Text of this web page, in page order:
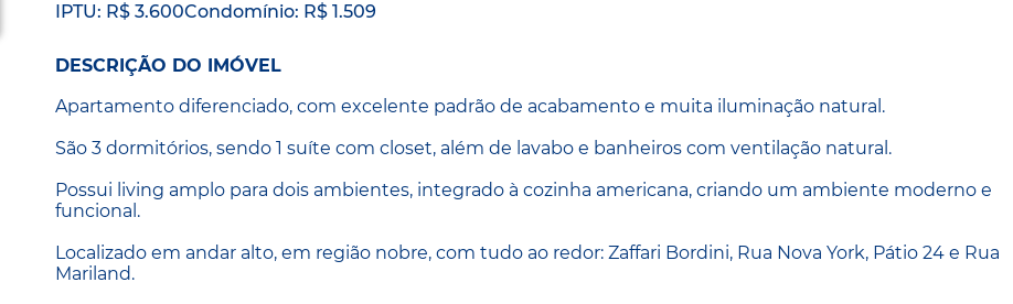
IPTU: R$ 3.600Condomínio: R$ 1.509
DESCRIÇÃO DO IMÓVEL
Apartamento diferenciado, com excelente padrão de acabamento e muita iluminação natural.
São 3 dormitórios, sendo 1 suíte com closet, além de lavabo e banheiros com ventilação natural.
Possui living amplo para dois ambientes, integrado à cozinha americana, criando um ambiente moderno e
funcional.
Localizado em andar alto, em região nobre, com tudo ao redor: Zaffari Bordini, Rua Nova York, Pátio 24 e Rua
Mariland.